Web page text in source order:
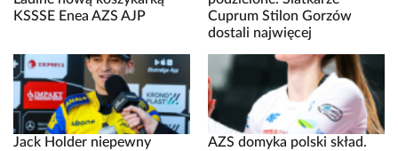
KSSSE Enea AZS AJP
Cuprum Stilon Gorzów
dostali najwięcej
Jack Holder niepewny
AZS domyka polski skład.